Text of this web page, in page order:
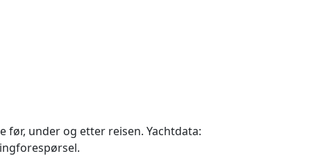
før, under og etter reisen. Yachtdata: